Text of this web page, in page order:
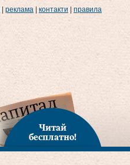
реклама контакти правила
Читай
бесплатно!